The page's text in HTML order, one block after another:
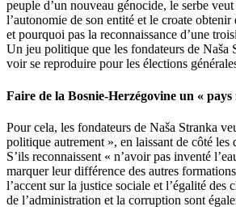
peuple d’un nouveau génocide, le serbe
l’autonomie de son entité et le croate
et pourquoi pas la reconnaissance d’une
Un jeu politique que les fondateurs de Naša
voir se reproduire pour les élections
Faire de la Bosnie-Herzégovine un «
Pour cela, les fondateurs de Naša Stranka
politique autrement », en laissant de côté les
S’ils reconnaissent « n’avoir pas inventé
marquer leur différence des autres
l’accent sur la justice sociale et l’égalité des
de l’administration et la corruption sont